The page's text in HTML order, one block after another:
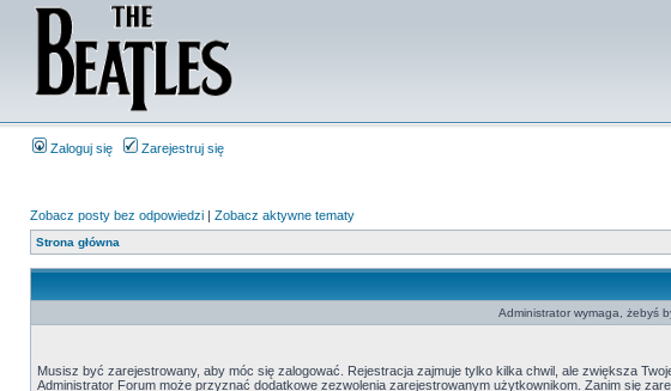
Zaloguj się Zarejestruj się
Zobacz posty bez odpowiedzi | Zobacz aktywne tematy
Strona główna
Administrator wymaga, żebyś
Musisz być zarejestrowany, aby móc się zalogować. Rejestracja zajmuje tylko kilka chwil, ale zwiększa
Administrator Forum może przyznać dodatkowe zezwolenia zarejestrowanym użytkownikom. Zanim się